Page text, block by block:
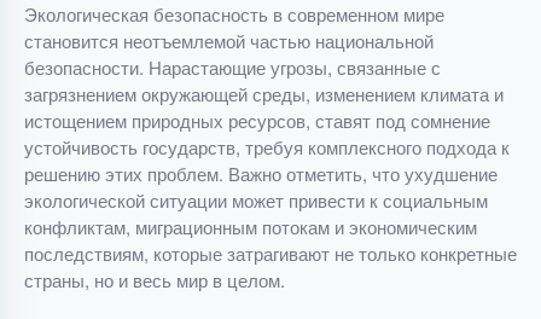
Экологическая безопасность в современном мире
становится неотъемлемой частью национальной
безопасности. Нарастающие угрозы, связанные с
загрязнением окружающей среды, изменением климата и
истощением природных ресурсов, ставят под сомнение
устойчивость государств, требуя комплексного подхода к
решению этих проблем. Важно отметить, что ухудшение
экологической ситуации может привести к социальным
конфликтам, миграционным потокам и экономическим
последствиям, которые затрагивают не только конкретные
страны, но и весь мир в целом.